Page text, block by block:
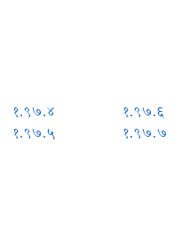
१.९७.४
१.९७.५
१.९७.६
१.९७.७